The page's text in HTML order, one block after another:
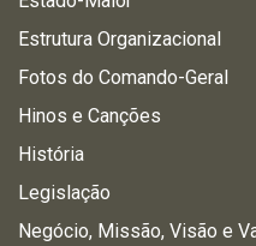
Estrutura Organizacional
Fotos do Comando-Geral
Hinos e Canções
História
Legislação
Negócio, Missão, Visão e